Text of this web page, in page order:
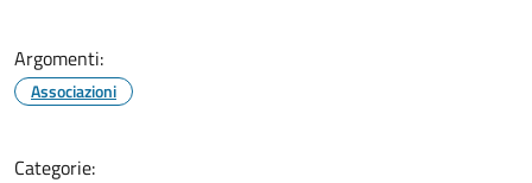
Argomenti:
Associazioni
Categorie: